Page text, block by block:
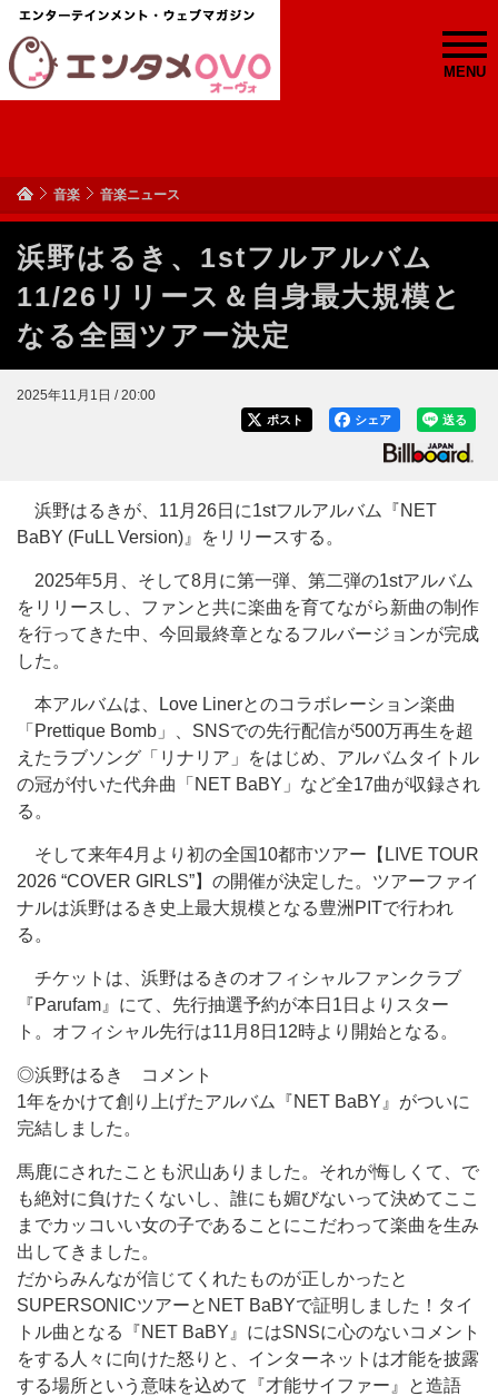
MENU
音楽 音楽ニュース
浜野はるき、1stフルアルバム
11/26リリース＆自身最大規模と
なる全国ツアー決定
2025年11月1日 / 20:00
送る
シェア
ポスト
浜野はるきが、11月26日に1stフルアルバム『NET
BaBY (FuLL Version)』をリリースする。
2025年5月、そして8月に第一弾、第二弾の1stアルバム
をリリースし、ファンと共に楽曲を育てながら新曲の制作
を行ってきた中、今回最終章となるフルバージョンが完成
した。
本アルバムは、Love Linerとのコラボレーション楽曲
「Prettique Bomb」、SNSでの先行配信が500万再生を超
えたラブソング「リナリア」をはじめ、アルバムタイトル
の冠が付いた代弁曲「NET BaBY」など全17曲が収録され
る。
そして来年4月より初の全国10都市ツアー【LIVE TOUR
2026 “COVER GIRLS”】の開催が決定した。ツアーファイ
ナルは浜野はるき史上最大規模となる豊洲PITで行われ
る。
チケットは、浜野はるきのオフィシャルファンクラブ
『Parufam』にて、先行抽選予約が本日1日よりスター
ト。オフィシャル先行は11月8日12時より開始となる。
◎浜野はるき コメント
1年をかけて創り上げたアルバム『NET BaBY』がついに
完結しました。
馬鹿にされたことも沢山ありました。それが悔しくて、で
も絶対に負けたくないし、誰にも媚びないって決めてここ
までカッコいい女の子であることにこだわって楽曲を生み
出してきました。
だからみんなが信じてくれたものが正しかったと
SUPERSONICツアーとNET BaBYで証明しました！タイ
トル曲となる『NET BaBY』にはSNSに心のないコメント
をする人々に向けた怒りと、インターネットは才能を披露
する場所という意味を込めて『才能サイファー』と造語